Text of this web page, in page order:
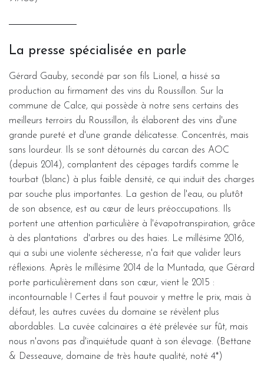
La presse spécialisée en parle
Gérard Gauby, secondé par son fils Lionel, a hissé sa
production au firmament des vins du Roussillon. Sur la
commune de Calce, qui possède à notre sens certains des
meilleurs terroirs du Roussillon, ils élaborent des vins d'une
grande pureté et d'une grande délicatesse. Concentrés, mais
sans lourdeur. Ils se sont détournés du carcan des AOC
(depuis 2014), complantent des cépages tardifs comme le
tourbat (blanc) à plus faible densité, ce qui induit des charges
par souche plus importantes. La gestion de l'eau, ou plutôt
de son absence, est au cœur de leurs préoccupations. Ils
portent une attention particulière à l'évapotranspiration, grâce
à des plantations d'arbres ou des haies. Le millésime 2016,
qui a subi une violente sécheresse, n'a fait que valider leurs
réflexions. Après le millésime 2014 de la Muntada, que Gérard
porte particulièrement dans son cœur, vient le 2015 :
incontournable ! Certes il faut pouvoir y mettre le prix, mais à
défaut, les autres cuvées du domaine se révèlent plus
abordables. La cuvée calcinaires a été prélevée sur fût, mais
nous n'avons pas d'inquiétude quant à son élevage. (Bettane
& Desseauve, domaine de très haute qualité, noté 4*)